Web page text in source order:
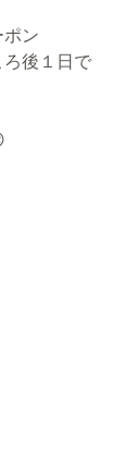
ポン
ろ後１日で